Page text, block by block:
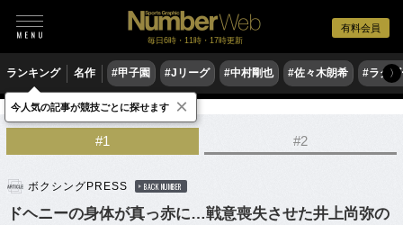
有料会員
毎日6時・11時・17時更新
ランキング 名作 #甲子園 #Jリーグ #中村剛也 #佐々木朗希 #ラグ〉
格闘技 ボクシング
#1 #2
ボクシングPRESS BACK NUMBER
ドヘニーの身体が真っ赤に…戦意喪失させた井上尚弥の
今人気の記事が競技ごとに探せます ×